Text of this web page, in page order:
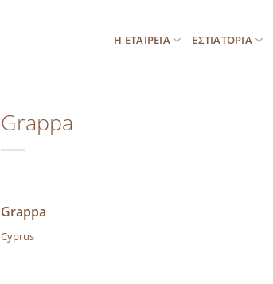
Η ΕΤΑΙΡΕΙΑ ΕΣΤΙΑΤΟΡΙΑ
Grappa
Grappa
Cyprus